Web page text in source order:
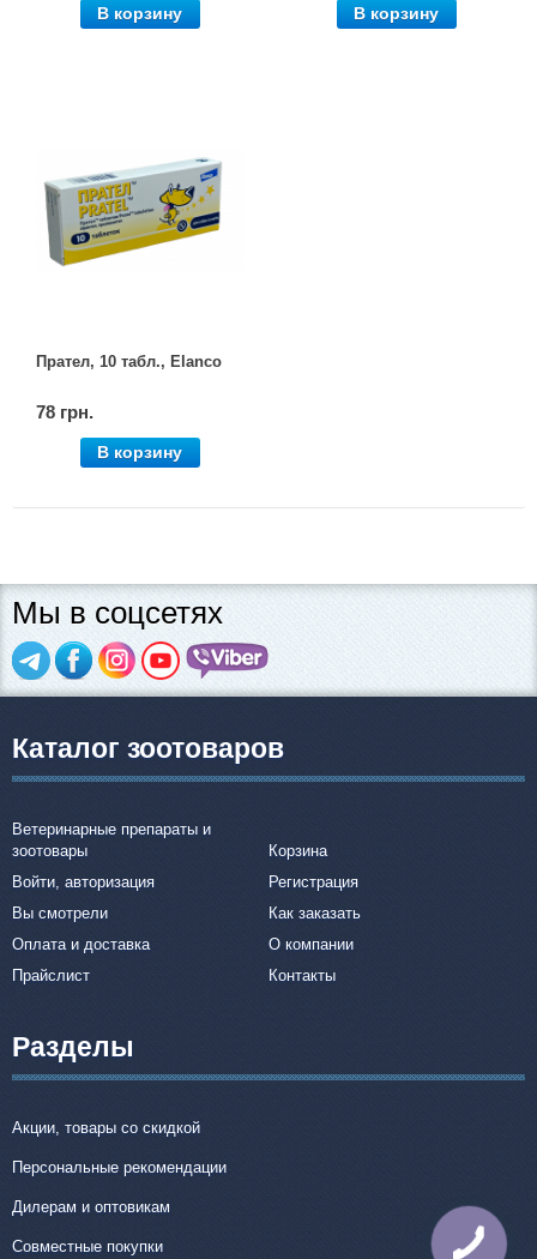
В корзину В корзину
Прател, 10 табл., Elanco
78 грн.
В корзину
Мы в соцсетях
Каталог зоотоваров
Ветеринарные препараты и
зоотовары
Корзина
Войти, авторизация
Регистрация
Вы смотрели
Как заказать
Оплата и доставка
О компании
Прайслист
Контакты
Разделы
Акции, товары со скидкой
Персональные рекомендации
Дилерам и оптовикам
Совместные покупки
КНОПКА
СВЯЗИ